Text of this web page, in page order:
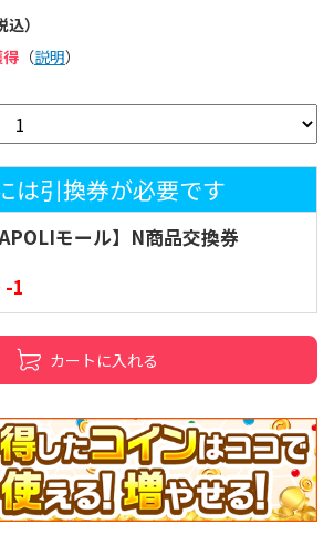
込）
（説明）
は引換券が必要です
モール】N商品交換券
-1
カートに入れる